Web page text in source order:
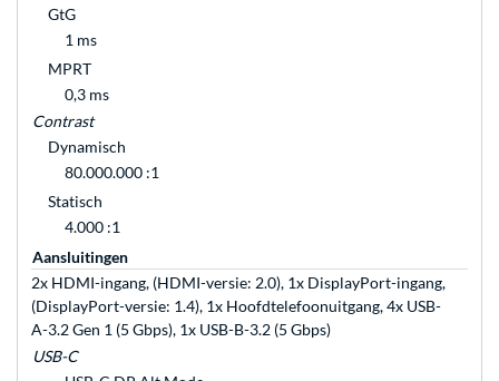
GtG
1 ms
MPRT
0,3 ms
Contrast
Dynamisch
80.000.000 :1
Statisch
4.000 :1
Aansluitingen
2x HDMI-ingang, (HDMI-versie: 2.0), 1x DisplayPort-ingang,
(DisplayPort-versie: 1.4), 1x Hoofdtelefoonuitgang, 4x USB-
A-3.2 Gen 1 (5 Gbps), 1x USB-B-3.2 (5 Gbps)
USB-C